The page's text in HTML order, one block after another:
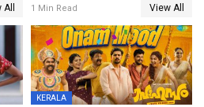
പോസ്റ്റർ പുറത്തുവിട്ടു
1 Min Read View All
KERALA